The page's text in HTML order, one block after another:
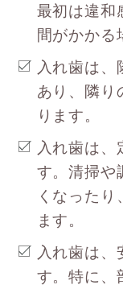
最初は違和
間がかかる
入れ歯は
あり、隣り
ります。
入れ歯は
す。清掃や
くなった
ます。
入れ歯は、
す。特に、